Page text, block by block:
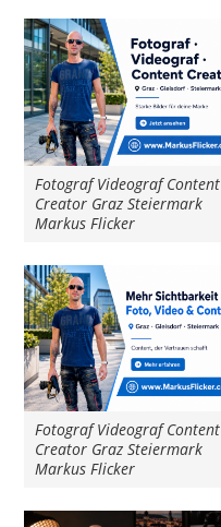
Fotograf Videograf Content
Creator Graz Steiermark
Markus Flicker
Fotograf Videograf Content
Creator Graz Steiermark
Markus Flicker